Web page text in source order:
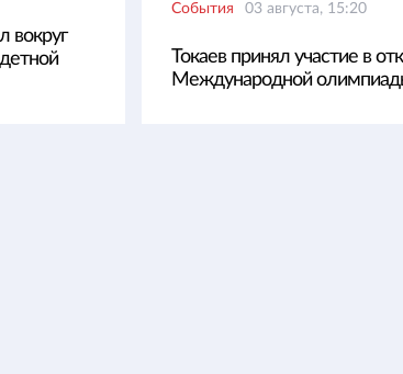
вокруг
События 03 августа, 15:20
Токаев принял участие в
Международной